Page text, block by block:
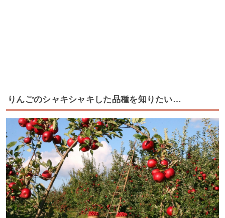
りんごのシャキシャキした品種を知りたい…